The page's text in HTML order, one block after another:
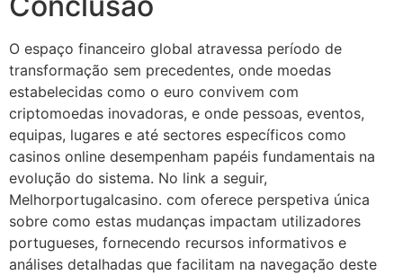
O espaço financeiro global atravessa período de
transformação sem precedentes, onde moedas
estabelecidas como o euro convivem com
criptomoedas inovadoras, e onde pessoas, eventos,
equipas, lugares e até sectores específicos como
casinos online desempenham papéis fundamentais na
evolução do sistema. No link a seguir,
Melhorportugalcasino. com oferece perspetiva única
sobre como estas mudanças impactam utilizadores
portugueses, fornecendo recursos informativos e
análises detalhadas que facilitam na navegação deste